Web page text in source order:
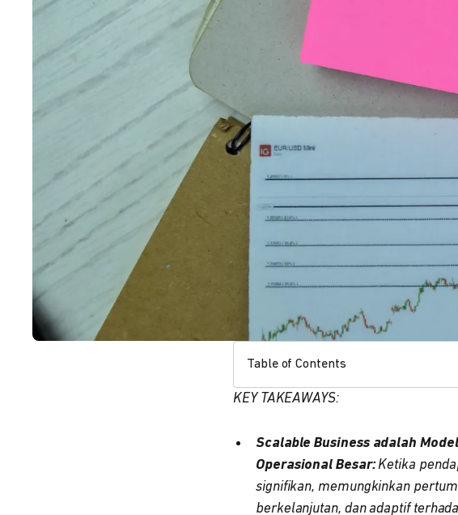
Table of Contents
KEY TAKEAWAYS:
Scalable Business adalah
Operasional Besar:Ketika
signifikan, memungkinkan
berkelanjutan, dan adaptif